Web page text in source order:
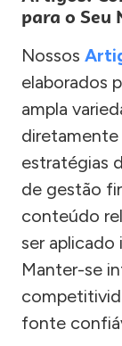
para o Seu
Nossos
elaborados
ampla
diretamente
estratégias
de gestão
conteúdo
ser aplicado
Manter-se
fonte